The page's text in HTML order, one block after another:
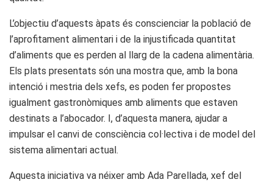
L’objectiu d’aquests àpats és conscienciar la població de
l’aprofitament alimentari i de la injustificada quantitat
d’aliments que es perden al llarg de la cadena alimentària.
Els plats presentats són una mostra que, amb la bona
intenció i mestria dels xefs, es poden fer propostes
igualment gastronòmiques amb aliments que estaven
destinats a l’abocador. I, d’aquesta manera, ajudar a
impulsar el canvi de consciència col·lectiva i de model del
sistema alimentari actual.
Aquesta iniciativa va néixer amb Ada Parellada, xef del